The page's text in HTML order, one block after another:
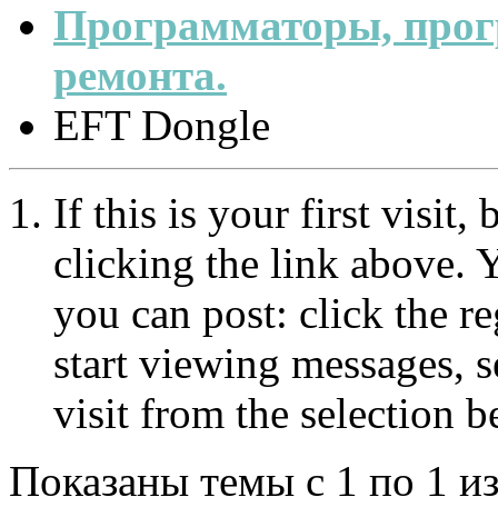
Программаторы,
ремонта.
EFT Dongle
If this is your first visit,
clicking the link above.
you can post: click the
start viewing messages,
visit from the selection
Показаны темы с 1 по 1